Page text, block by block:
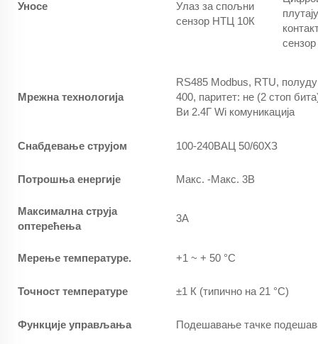
Уносе
Улаз за спољни
сензор НТЦ 10К
Мрежна технологија
RS485 Modbus, RTU,
400, паритет: не (2 стоп
Ви 2.4Г Wi комуникација
Снабдевање струјом 100-240ВАЦ 50/60ХЗ
Потрошња енергије Макс. -Макс. 3В
Максимална струја
оптерећења
3А
Мерење температуре. +1 ~ + 50 °C
Точност температуре ±1 К (типично на 21 °C)
Функције управљања Подешавање тачке